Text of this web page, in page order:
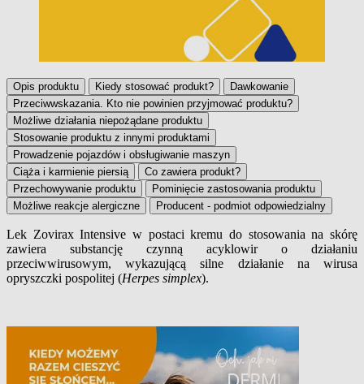
Opis produktu Kiedy stosować produkt?
Dawkowanie
Przeciwwskazania. Kto nie powinien przyjmować produktu?
Możliwe działania niepożądane produktu
Stosowanie produktu z innymi produktami
Prowadzenie pojazdów i obsługiwanie maszyn
Ciąża i karmienie piersią
Co zawiera produkt?
Przechowywanie produktu
Pominięcie zastosowania produktu
Możliwe reakcje alergiczne
Producent - podmiot odpowiedzialny
Opis produktu
Lek Zovirax Intensive w postaci kremu do stosowania na skórę
zawiera substancję czynną acyklowir o działaniu
przeciwwirusowym, wykazującą silne działanie na wirusa
opryszczki pospolitej (Herpes simplex).